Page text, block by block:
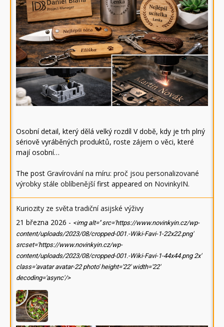
Osobní detail, který dělá velký rozdíl V době, kdy je trh plný
sériově vyráběných produktů, roste zájem o věci, které
mají osobní…
The post Gravírování na míru: proč jsou personalizované
výrobky stále oblíbenějšífirst appeared on NovinkyIN.
Kuriozity ze světa tradiční asijské výživy
21 března 2026 - <img alt='' src='https://www.novinkyin.cz/wp-
content/uploads/2023/08/cropped-001.-Wiki-Favi-1-22x22.png'
srcset='https://www.novinkyin.cz/wp-
content/uploads/2023/08/cropped-001.-Wiki-Favi-1-44x44.png 2x'
class='avatar avatar-22 photo' height='22' width='22'
decoding='async'/>